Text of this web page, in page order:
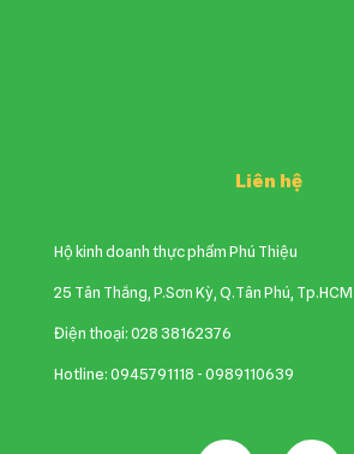
Liên hệ
Hộ kinh doanh thực phẩm Phú Thiệu
25 Tân Thắng, P.Sơn Kỳ, Q.Tân Phú, Tp.HCM
Điện thoại: 028 38162376
Hotline: 0945791118 - 0989110639